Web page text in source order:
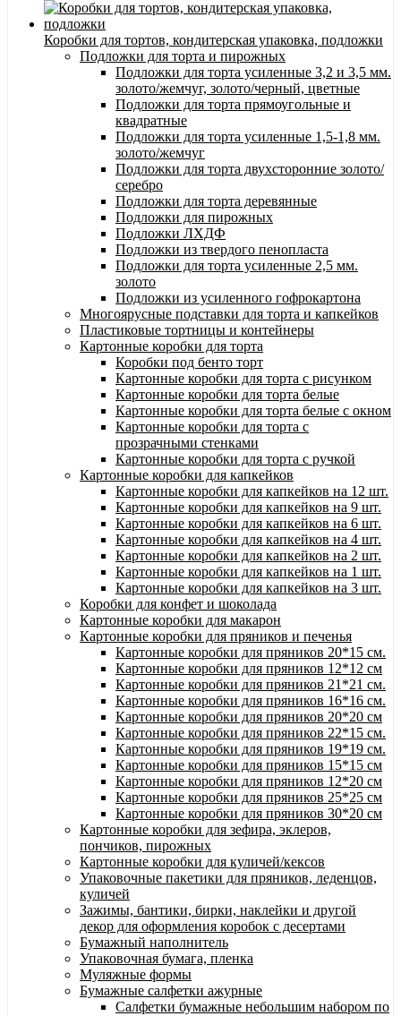
Коробки для тортов, кондитерская упаковка, подложки
Подложки для торта и пирожных
Подложки для торта усиленные 3,2 и 3,5 мм.
золото/жемчуг, золото/черный, цветные
Подложки для торта прямоугольные и
квадратные
Подложки для торта усиленные 1,5-1,8 мм.
золото/жемчуг
Подложки для торта двухсторонние золото/
серебро
Подложки для торта деревянные
Подложки для пирожных
Подложки ЛХДФ
Подложки из твердого пенопласта
Подложки для торта усиленные 2,5 мм.
золото
Подложки из усиленного гофрокартона
Многоярусные подставки для торта и капкейков
Пластиковые тортницы и контейнеры
Картонные коробки для торта
Коробки под бенто торт
Картонные коробки для торта с рисунком
Картонные коробки для торта белые
Картонные коробки для торта белые с окном
Картонные коробки для торта с
прозрачными стенками
Картонные коробки для торта с ручкой
Картонные коробки для капкейков
Картонные коробки для капкейков на 12 шт.
Картонные коробки для капкейков на 9 шт.
Картонные коробки для капкейков на 6 шт.
Картонные коробки для капкейков на 4 шт.
Картонные коробки для капкейков на 2 шт.
Картонные коробки для капкейков на 1 шт.
Картонные коробки для капкейков на 3 шт.
Коробки для конфет и шоколада
Картонные коробки для макарон
Картонные коробки для пряников и печенья
Картонные коробки для пряников 20*15 см.
Картонные коробки для пряников 12*12 см
Картонные коробки для пряников 21*21 см.
Картонные коробки для пряников 16*16 см.
Картонные коробки для пряников 20*20 см
Картонные коробки для пряников 22*15 см.
Картонные коробки для пряников 19*19 см.
Картонные коробки для пряников 15*15 см
Картонные коробки для пряников 12*20 см
Картонные коробки для пряников 25*25 см
Картонные коробки для пряников 30*20 см
Картонные коробки для зефира, эклеров,
пончиков, пирожных
Картонные коробки для куличей/кексов
Упаковочные пакетики для пряников, леденцов,
куличей
Зажимы, бантики, бирки, наклейки и другой
декор для оформления коробок с десертами
Бумажный наполнитель
Упаковочная бумага, пленка
Муляжные формы
Бумажные салфетки ажурные
Салфетки бумажные небольшим набором по